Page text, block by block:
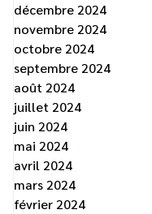
décembre 2024
novembre 2024
octobre 2024
septembre 2024
août 2024
juillet 2024
juin 2024
mai 2024
avril 2024
mars 2024
février 2024